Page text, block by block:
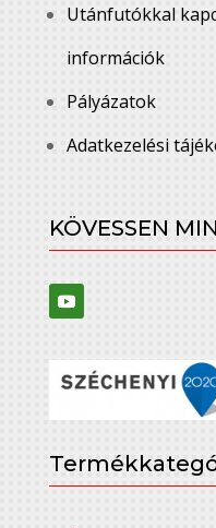
Utánfutókkal
információk
Pályázatok
Adatkezelési
KÖVESSEN